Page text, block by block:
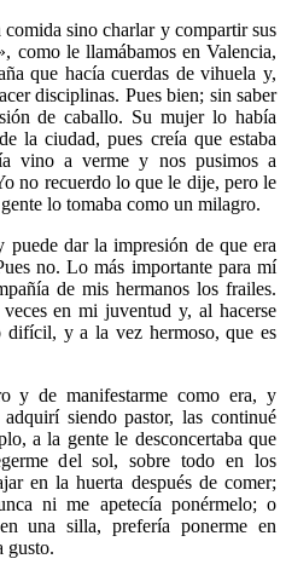
sino charlar y compartir sus
como le llamábamos en Valencia,
que hacía cuerdas de vihuela y,
disciplinas. Pues bien; sin saber
de caballo. Su mujer lo había
la ciudad, pues creía que estaba
vino a verme y nos pusimos a
no recuerdo lo que le dije, pero le
lo tomaba como un milagro.
puede dar la impresión de que era
no. Lo más importante para mí
de mis hermanos los frailes.
en mi juventud y, al hacerse
difícil, y a la vez hermoso, que es
y de manifestarme como era, y
siendo pastor, las continué
a la gente le desconcertaba que
del sol, sobre todo en los
en la huerta después de comer;
ni me apetecía ponérmelo; o
una silla, prefería ponerme en
gusto.